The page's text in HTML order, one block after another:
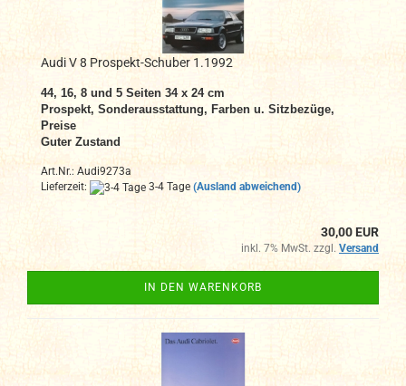
Audi V 8 Prospekt-Schuber 1.1992
44, 16, 8 und 5 Seiten 34 x 24 cm
Prospekt, Sonderausstattung, Farben u. Sitzbezüge,
Preise
Guter Zustand
Art.Nr.: Audi9273a
Lieferzeit:
3-4 Tage (Ausland abweichend)
30,00 EUR
inkl. 7% MwSt. zzgl. Versand
IN DEN WARENKORB